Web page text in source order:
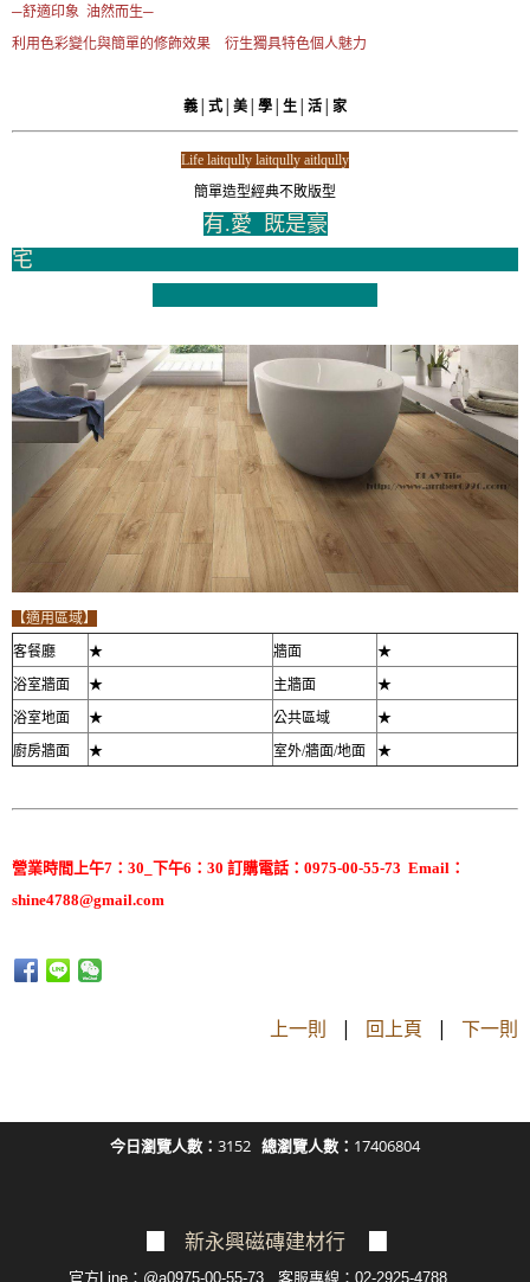
─舒適印象 油然而生─
利用色彩變化與簡單的修飾效果 衍生獨具特色個人魅力
義│式│美│學│生│活│家
Life laitqully laitqully aitlqully
簡單造型經典不敗版型
有.愛 既是豪
宅
【適用區域】
客餐廳
★ 牆面
★
浴室牆面
★ 主牆面
★
浴室地面
★ 公共區域
★
廚房牆面
★ 室外/牆面/地面 ★
營業時間上午7：30_下午6：30 訂購電話：0975-00-55-73 Email：
shine4788@gmail.com
上一則 | 回上頁 | 下一則
今日瀏覽人數： 3152 總瀏覽人數： 17406804
新永興磁磚建材行
官方Line：@a0975-00-55-73 客服專線：02-2925-4788